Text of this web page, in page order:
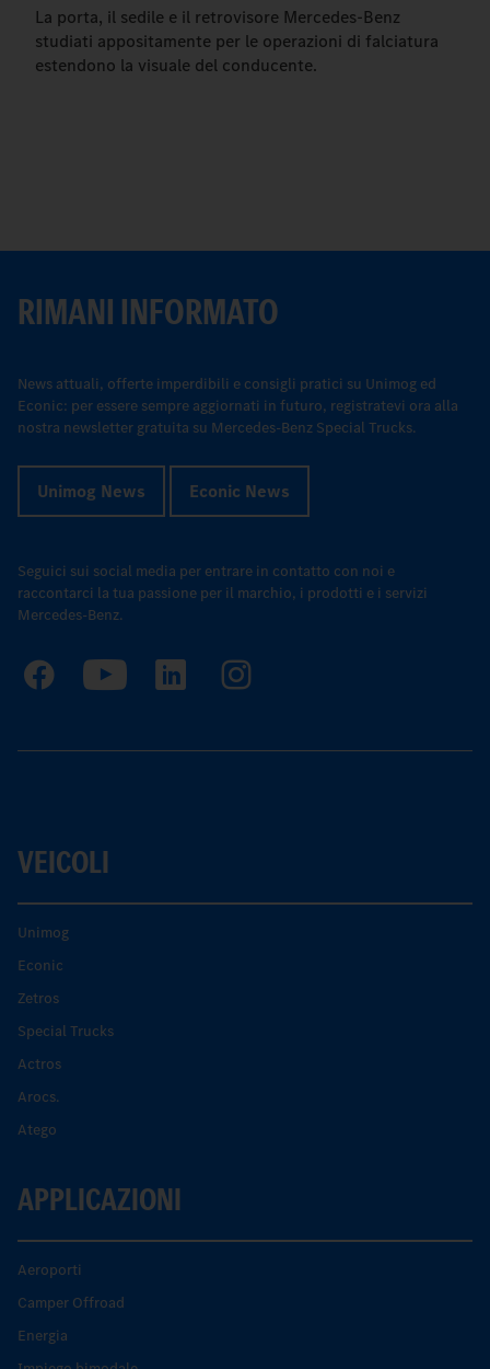
La porta, il sedile e il retrovisore Mercedes-Benz
studiati appositamente per le operazioni di falciatura
estendono la visuale del conducente.
RIMANI INFORMATO
News attuali, offerte imperdibili e consigli pratici su Unimog ed
Econic: per essere sempre aggiornati in futuro, registratevi ora alla
nostra newsletter gratuita su Mercedes-Benz Special Trucks.
Unimog News Econic News
Seguici sui social media per entrare in contatto con noi e
raccontarci la tua passione per il marchio, i prodotti e i servizi
Mercedes-Benz.
VEICOLI
Unimog
Econic
Zetros
Special Trucks
Actros
Arocs.
Atego
APPLICAZIONI
Aeroporti
Camper Offroad
Energia